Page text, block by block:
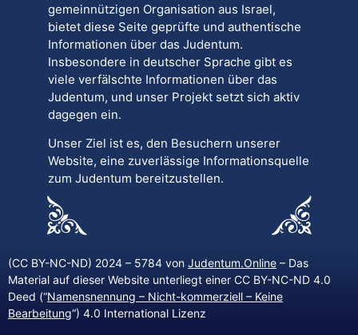
gemeinnützigen Organisation aus Israel,
bietet diese Seite geprüfte und authentische
Informationen über das Judentum.
Insbesondere in deutscher Sprache gibt es
viele verfälschte Informationen über das
Judentum, und unser Projekt setzt sich aktiv
dagegen ein.
Unser Ziel ist es, den Besuchern unserer
Website, eine zuverlässige Informationsquelle
zum Judentum bereitzustellen.
(CC BY-NC-ND) 2024 – 5784 von Judentum.Online – Das
Material auf dieser Website unterliegt einer CC BY-NC-ND 4.0
Deed (“Namensnennung – Nicht-kommerziell – Keine
Bearbeitung“) 4.0 International Lizenz